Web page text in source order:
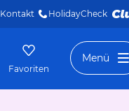
Kontakt HolidayCheck
Favoriten
Menü